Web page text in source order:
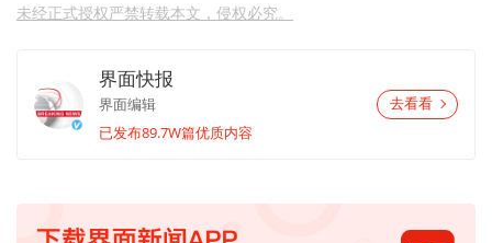
未经正式授权严禁转载本文，侵权必究。
界面快报
界面编辑
已发布89.7W篇优质内容
去看看